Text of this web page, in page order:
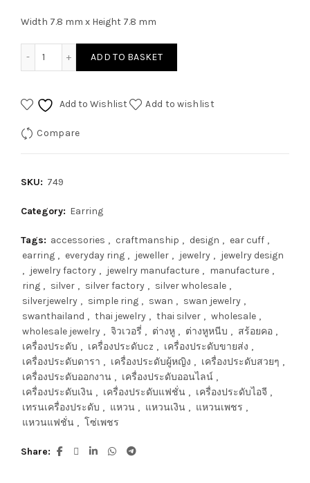
Width 7.8 mm x Height 7.8 mm
ADD TO BASKET
Add to Wishlist Add to wishlist
Compare
SKU: 749
Category: Earring
Tags: accessories , craftmanship , design , ear cuff ,
earring , everyday ring , jeweller , jewelry , jewelry design
, jewelry factory , jewelry manufacture , manufacture ,
ring , silver , silver factory , silver wholesale ,
silverjewelry , simple ring , swan , swan jewelry ,
swanthailand , thai jewelry , thai silver , wholesale ,
wholesale jewelry , จิวเวอรี่ , ต่างหู , ต่างหูหนีบ , สร้อยคอ ,
เครื่องประดับ , เครื่องประดับcz , เครื่องประดับขายส่ง ,
เครื่องประดับดารา , เครื่องประดับผู้หญิง , เครื่องประดับสวยๆ ,
เครื่องประดับออกงาน , เครื่องประดับออนไลน์ ,
เครื่องประดับเงิน , เครื่องประดับแฟชั่น , เครื่องประดับไอจี ,
เทรนเครื่องประดับ , แหวน , แหวนเงิน , แหวนเพชร ,
แหวนแฟชั่น , โซ่เพชร
Share